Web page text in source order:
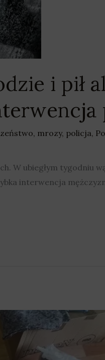
i pił
, mrozy, policja,
W ubiegłym tygodniu
interwencja